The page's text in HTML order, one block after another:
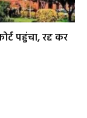
पहुंचा, रद्द कर